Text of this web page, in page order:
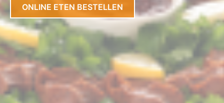
ONLINE ETEN BESTELLEN